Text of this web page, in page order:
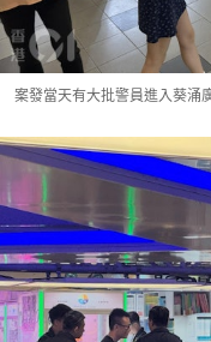
案發當天有大批警員進入葵涌